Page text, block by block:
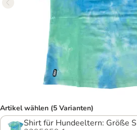
Artikel wählen (5 Varianten)
Shirt für Hundeeltern: Größe S